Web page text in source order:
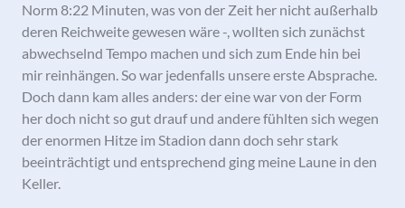
Norm 8:22 Minuten, was von der Zeit her nicht außerhalb
deren Reichweite gewesen wäre -, wollten sich zunächst
abwechselnd Tempo machen und sich zum Ende hin bei
mir reinhängen. So war jedenfalls unsere erste Absprache.
Doch dann kam alles anders: der eine war von der Form
her doch nicht so gut drauf und andere fühlten sich wegen
der enormen Hitze im Stadion dann doch sehr stark
beeinträchtigt und entsprechend ging meine Laune in den
Keller.